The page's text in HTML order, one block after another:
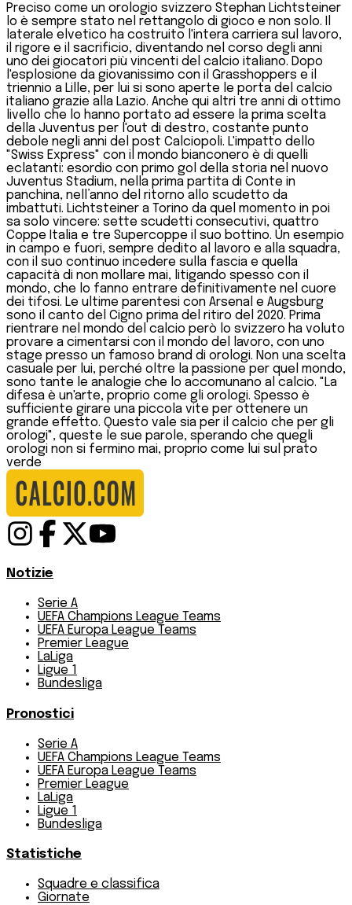
Preciso come un orologio svizzero Stephan Lichtsteiner
lo è sempre stato nel rettangolo di gioco e non solo. Il
laterale elvetico ha costruito l'intera carriera sul lavoro,
il rigore e il sacrificio, diventando nel corso degli anni
uno dei giocatori più vincenti del calcio italiano. Dopo
l'esplosione da giovanissimo con il Grasshoppers e il
triennio a Lille, per lui si sono aperte le porta del calcio
italiano grazie alla Lazio. Anche qui altri tre anni di ottimo
livello che lo hanno portato ad essere la prima scelta
della Juventus per l'out di destro, costante punto
debole negli anni del post Calciopoli. L'impatto dello
"Swiss Express" con il mondo bianconero è di quelli
eclatanti: esordio con primo gol della storia nel nuovo
Juventus Stadium, nella prima partita di Conte in
panchina, nell’anno del ritorno allo scudetto da
imbattuti. Lichtsteiner a Torino da quel momento in poi
sa solo vincere: sette scudetti consecutivi, quattro
Coppe Italia e tre Supercoppe il suo bottino. Un esempio
in campo e fuori, sempre dedito al lavoro e alla squadra,
con il suo continuo incedere sulla fascia e quella
capacità di non mollare mai, litigando spesso con il
mondo, che lo fanno entrare definitivamente nel cuore
dei tifosi. Le ultime parentesi con Arsenal e Augsburg
sono il canto del Cigno prima del ritiro del 2020. Prima
rientrare nel mondo del calcio però lo svizzero ha voluto
provare a cimentarsi con il mondo del lavoro, con uno
stage presso un famoso brand di orologi. Non una scelta
casuale per lui, perché oltre la passione per quel mondo,
sono tante le analogie che lo accomunano al calcio. "La
difesa è un'arte, proprio come gli orologi. Spesso è
sufficiente girare una piccola vite per ottenere un
grande effetto. Questo vale sia per il calcio che per gli
orologi", queste le sue parole, sperando che quegli
orologi non si fermino mai, proprio come lui sul prato
verde
Notizie
Serie A
UEFA Champions League Teams
UEFA Europa League Teams
Premier League
LaLiga
Ligue 1
Bundesliga
Pronostici
Serie A
UEFA Champions League Teams
UEFA Europa League Teams
Premier League
LaLiga
Ligue 1
Bundesliga
Statistiche
Squadre e classifica
Giornate